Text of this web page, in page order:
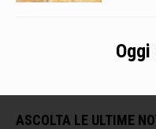
Oggi
ASCOLTA LE ULTIME